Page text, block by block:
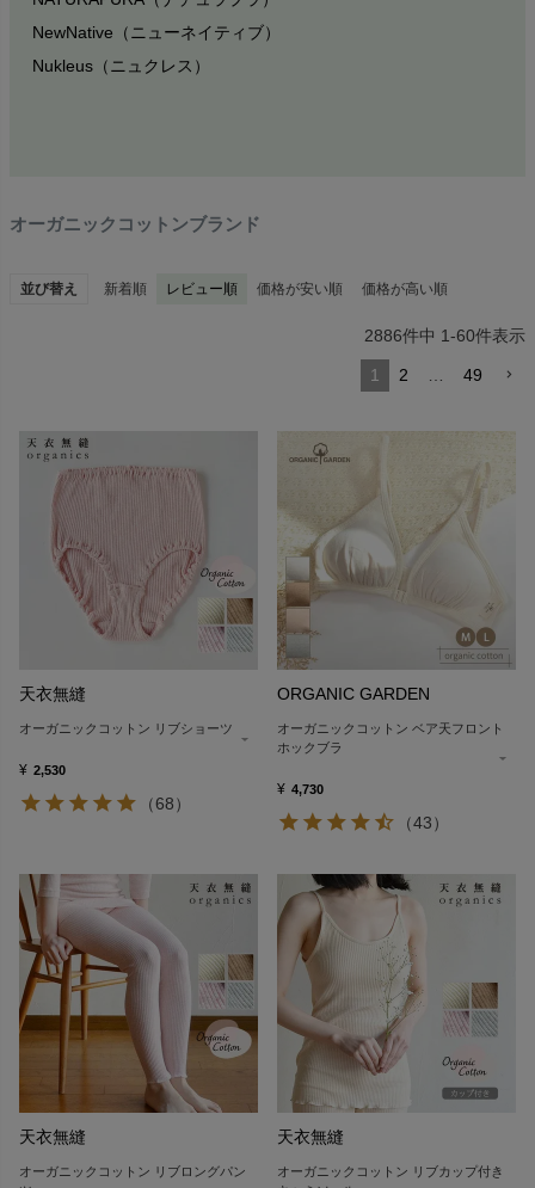
NewNative（ニューネイティブ）
Nukleus（ニュクレス）
オーガニックコットンブランド
並び替え 新着順 レビュー順 価格が安い順 価格が高い順
2886件中 1-60件表示
1 2 49
天衣無縫
オーガニックコットン リブショーツ
¥ 2,530
（68）
ORGANIC GARDEN
オーガニックコットン ベア天フロント
ホックブラ
¥ 4,730
（43）
天衣無縫
オーガニックコットン リブロングパン
天衣無縫
オーガニックコットン リブカップ付き